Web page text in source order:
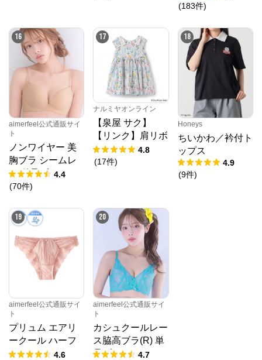
(183件)
16
aimerfeel公式通販サイ
ト
ノンワイヤー 美
胸ブラ シームレ
ス 単品ブラジャ
ー
4.4
(70件)
17
ナルミヤオンライン
【泉屋 サク】
【リンク】肩リボ
ンフラワーキャッ
トワンピース
4.8
(17件)
18
Honeys
ちいかわ／衿付ト
ップス
4.9
(9件)
19
aimerfeel公式通販サイ
ト
プリュム エアリ
ークール ハーフ
バックショーツ
4.6
20
aimerfeel公式通販サイ
ト
カシュクールレー
ス脇高ブラ(R) 単
品ブラジャー
4.7